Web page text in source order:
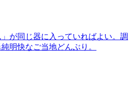
」が同じ器に入っていればよい。調
明快なご当地どんぶり。